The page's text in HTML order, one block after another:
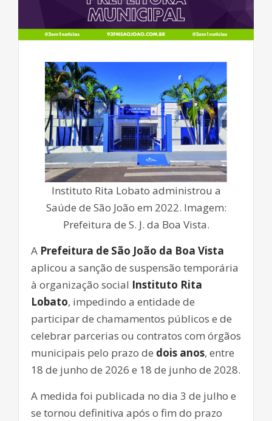
Instituto Rita Lobato administrou a
Saúde de São João em 2022. Imagem:
Prefeitura de S. J. da Boa Vista.
A Prefeitura de São João da Boa Vista
aplicou a sanção de suspensão temporária
à organização social Instituto Rita
Lobato, impedindo a entidade de
participar de chamamentos públicos e de
celebrar parcerias ou contratos com órgãos
municipais pelo prazo de dois anos, entre
18 de junho de 2026 e 18 de junho de 2028.
A medida foi publicada no dia 3 de julho e
se tornou definitiva após o fim do prazo